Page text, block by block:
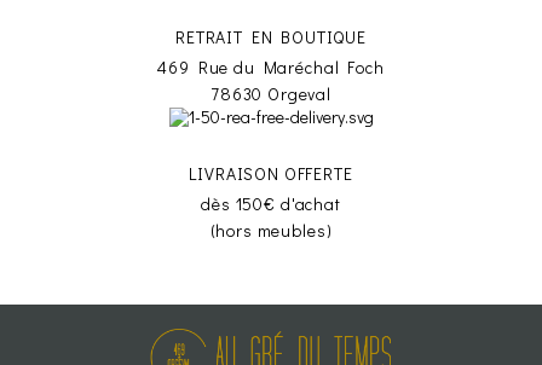
RETRAIT EN BOUTIQUE
469 Rue du Maréchal Foch
78630 Orgeval
LIVRAISON OFFERTE
dès 150€ d'achat
(hors meubles)